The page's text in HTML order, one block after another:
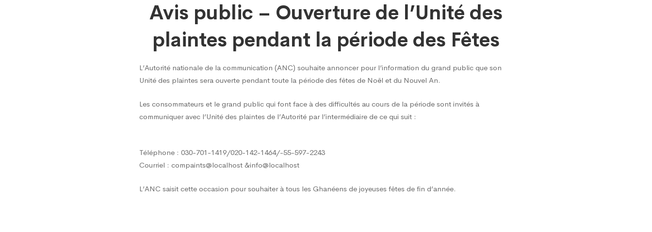
public
–
Ouverture
de
l’Unité
des
Avis public – Ouverture de l’Unité des
plaintes pendant la période des Fêtes
L’Autorité nationale de la communication (ANC) souhaite annoncer pour l’information du grand public que son
Unité des plaintes sera ouverte pendant toute la période des fêtes de Noël et du Nouvel An.
Les consommateurs et le grand public qui font face à des difficultés au cours de la période sont invités à
communiquer avec l’Unité des plaintes de l’Autorité par l’intermédiaire de ce qui suit :
Téléphone : 030-701-1419/020-142-1464/-55-597-2243
Courriel : compaints@localhost &info@localhost
L’ANC saisit cette occasion pour souhaiter à tous les Ghanéens de joyeuses fêtes de fin d’année.